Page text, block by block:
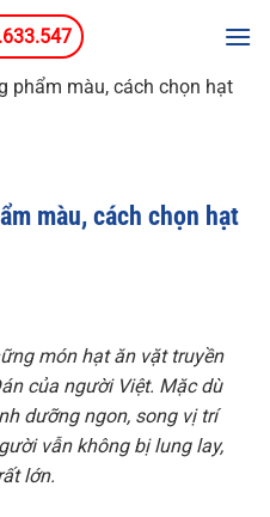
phẩm màu, cách chọn hạt
màu, cách chọn hạt
món hạt ăn vặt truyền
của người Việt. Mặc dù
dưỡng ngon, song vị trí
vẫn không bị lung lay,
lớn.